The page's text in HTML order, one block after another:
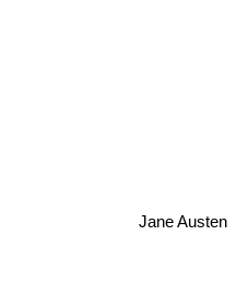
Jane Austen